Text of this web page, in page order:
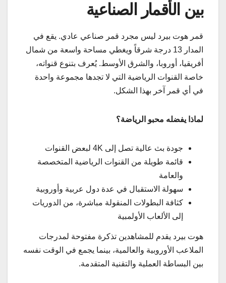
بين الأقمار الصناعية
قمر هوت بيرد ليس مجرد قمر صناعي عادي. يقع في
المدار 13 درجة شرقاً ويغطي مساحة واسعة من شمال
أفريقيا، أوروبا، والشرق الأوسط. يُعرف بتنوع قنواته،
خاصة القنوات الرياضية التي لا تجدها مجموعة واحدة
في أي قمر آخر بهذا الشكل.
لماذا يفضله محبو الرياضة؟
جودة بث عالية تصل إلى 4K لبعض القنوات
قائمة طويلة من القنوات الرياضية المتخصصة
والعامة
سهولة الاستقبال في عدة دول عربية وأوروبية
كثافة البطولات المنقولة مباشرة، من الدوريات
إلى الألعاب الأولمبية
هوت بيرد يقدم للمشاهدين تذكرة مفتوحة لمدرجات
الملاعب الأوروبية والعالمية، بينما يجمع في الوقت نفسه
بين البساطة العملية والتقنية المتقدمة.